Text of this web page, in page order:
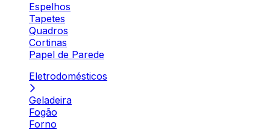
Espelhos
Tapetes
Quadros
Cortinas
Papel de Parede
Eletrodomésticos
Geladeira
Fogão
Forno